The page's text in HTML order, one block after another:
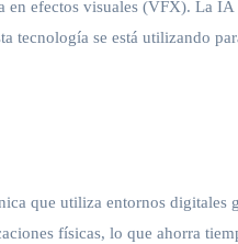
efectos visuales (VFX). La
se está utilizando
que utiliza entornos digitales
físicas, lo que ahorra